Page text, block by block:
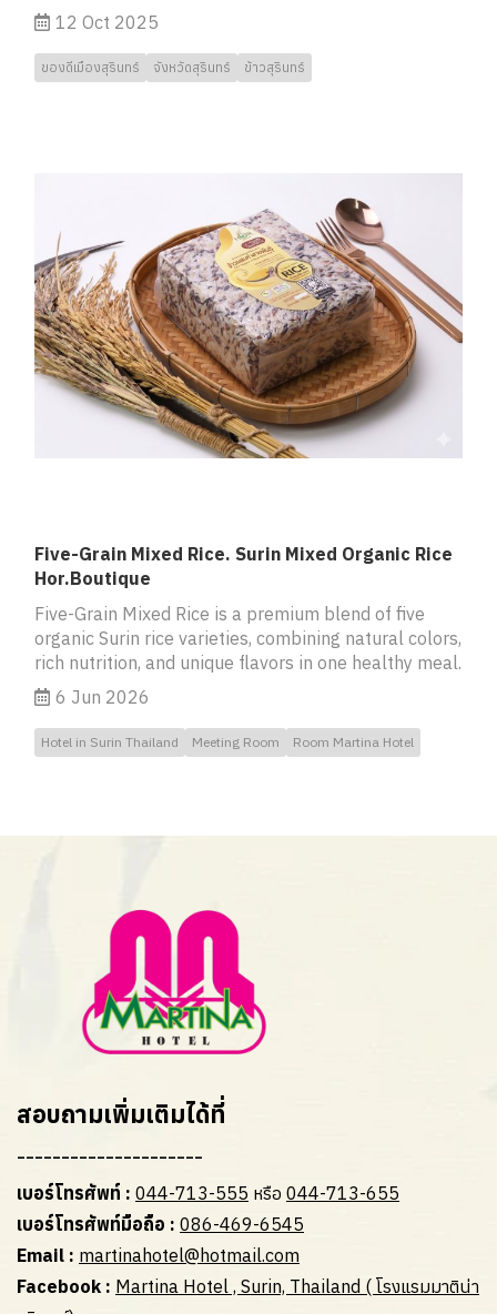
12 Oct 2025
ของดีเมืองสุรินทร์ จังหวัดสุรินทร์ ข้าวสุรินทร์
Five-Grain Mixed Rice. Surin Mixed Organic Rice
Hor.Boutique
Five-Grain Mixed Rice is a premium blend of five
organic Surin rice varieties, combining natural colors,
rich nutrition, and unique flavors in one healthy meal.
6 Jun 2026
Hotel in Surin Thailand Meeting Room Room Martina Hotel
สอบถามเพิ่มเติมได้ที่
---------------------
เบอร์โทรศัพท์ : 044-713-555 หรือ 044-713-655
เบอร์โทรศัพท์มือถือ : 086-469-6545
Email : martinahotel@hotmail.com
Facebook : Martina Hotel , Surin, Thailand ( โรงแรมมาติน่า